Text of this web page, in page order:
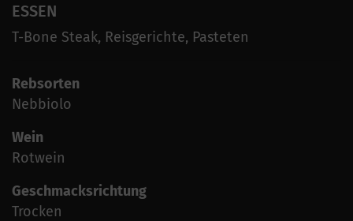
ESSEN
T-Bone Steak, Reisgerichte, Pasteten
Rebsorten
Nebbiolo
Wein
Rotwein
Geschmacksrichtung
Trocken